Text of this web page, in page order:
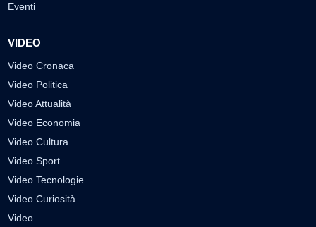
Eventi
VIDEO
Video Cronaca
Video Politica
Video Attualità
Video Economia
Video Cultura
Video Sport
Video Tecnologie
Video Curiosità
Video